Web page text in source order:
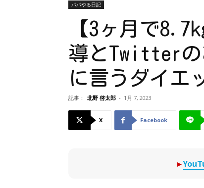
パパやる日記
【3ヶ月で
導とTwitterの
に言うダイエ
記事： 北野 啓太郎 - 1月 7, 2023
X Facebook
▸